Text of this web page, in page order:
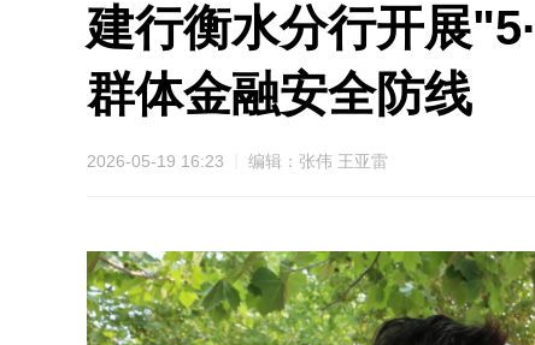
建行衡水分行开展
群体金融安全防线
2026-05-19 16:23 编辑：张伟 王亚雷